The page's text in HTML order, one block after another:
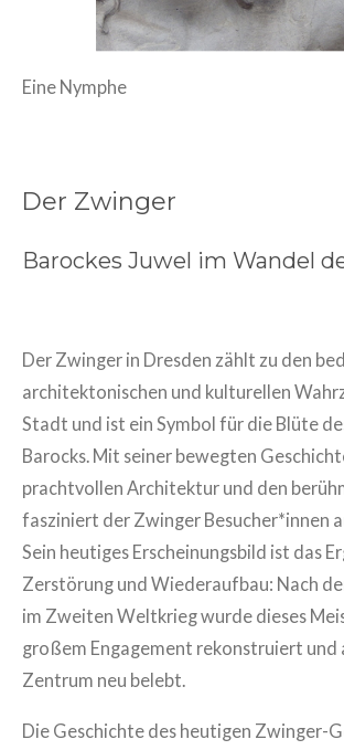
Eine Nymphe
Der Zwinger
Barockes Juwel im Wandel
Der Zwinger in Dresden zählt zu den
architektonischen und kulturellen
Stadt und ist ein Symbol für die Blüte
Barocks. Mit seiner bewegten
prachtvollen Architektur und den
fasziniert der Zwinger Besucher*innen
Sein heutiges Erscheinungsbild ist das
Zerstörung und Wiederaufbau: Nach
im Zweiten Weltkrieg wurde dieses
großem Engagement rekonstruiert und
Zentrum neu belebt.
Die Geschichte des heutigen Zwinger-